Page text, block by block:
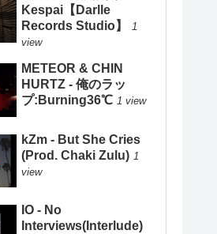
Kespai【Darlle
Records Studio】
1
view
METEOR & CHIN
HURTZ - 俺のラッ
プ:Burning36℃ 1 view
kZm - But She Cries
(Prod. Chaki Zulu) 1
view
IO - No
Interviews(Interlude)